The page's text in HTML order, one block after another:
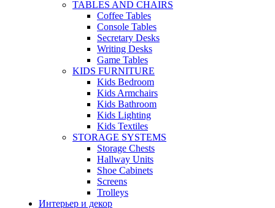
TABLES AND CHAIRS
Coffee Tables
Console Tables
Secretary Desks
Writing Desks
Game Tables
KIDS FURNITURE
Kids Bedroom
Kids Armchairs
Kids Bathroom
Kids Lighting
Kids Textiles
STORAGE SYSTEMS
Storage Chests
Hallway Units
Shoe Cabinets
Screens
Trolleys
Интерьер и декор